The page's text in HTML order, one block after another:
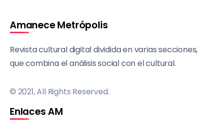
Amanece Metrópolis
Revista cultural digital dividida en varias secciones,
que combina el análisis social con el cultural.
© 2021, All Rights Reserved.
Enlaces AM